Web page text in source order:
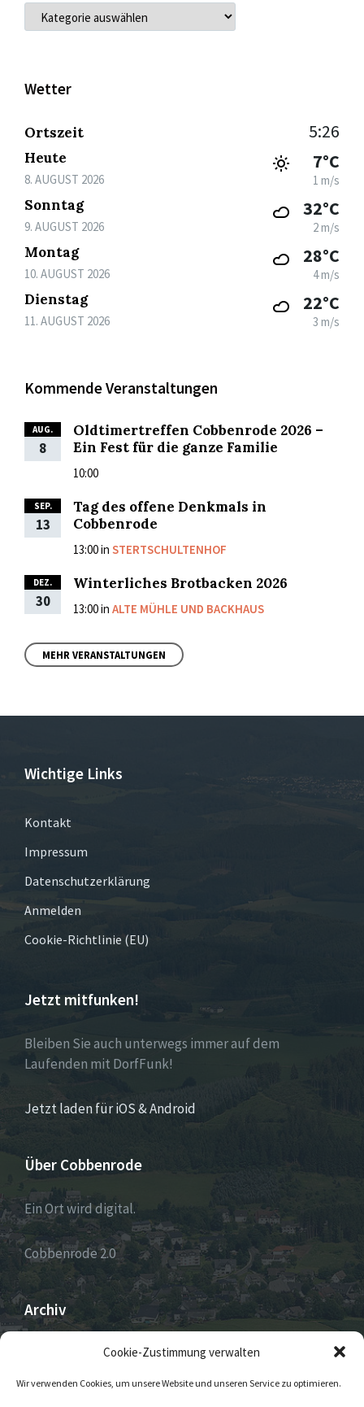
Cookie-Zustimmung verwalten
Wir verwenden Cookies, um unsere Website und unseren Service zu optimieren.
KATEGORIEN
Wetter
Ortszeit 5:26
Heute
8. AUGUST 2026
7°C
1 m/s
Sonntag
9. AUGUST 2026
32°C
2 m/s
Montag
10. AUGUST 2026
28°C
4 m/s
Dienstag
11. AUGUST 2026
22°C
3 m/s
Kommende Veranstaltungen
AUG.
8
Oldtimertreffen Cobbenrode 2026 –
Ein Fest für die ganze Familie
10:00
SEP.
13
Tag des offene Denkmals in
Cobbenrode
13:00in STERTSCHULTENHOF
DEZ.
30
Winterliches Brotbacken 2026
13:00in ALTE MÜHLE UND BACKHAUS
MEHR VERANSTALTUNGEN
Wichtige Links
Kontakt
Impressum
Datenschutzerklärung
Anmelden
Cookie-Richtlinie (EU)
Jetzt mitfunken!
Bleiben Sie auch unterwegs immer auf dem
Laufenden mit DorfFunk!
Jetzt laden für iOS & Android
Über Cobbenrode
Ein Ort wird digital.
Cobbenrode 2.0
Archiv